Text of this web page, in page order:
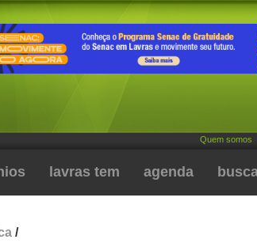
Quem somos
lavras tem agenda
/